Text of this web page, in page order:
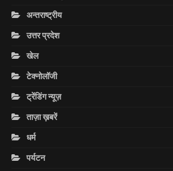
अन्तराष्ट्रीय
उत्तर प्रदेश
खेल
टेक्नोलॉजी
ट्रेंडिंग न्यूज़
ताज़ा ख़बरें
धर्म
पर्यटन